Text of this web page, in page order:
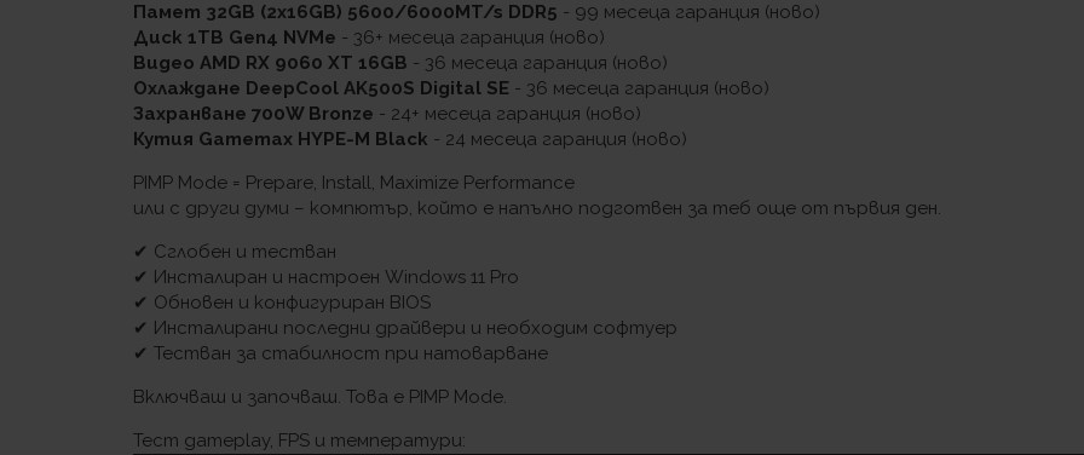
Памет 32GB (2x16GB) 5600/6000MT/s DDR5 - 99 месеца гаранция (ново)
Диск 1TB Gen4 NVMe - 36+ месеца гаранция (ново)
Видео AMD RX 9060 XT 16GB - 36 месеца гаранция (ново)
Охлаждане DeepCool AK500S Digital SE - 36 месеца гаранция (ново)
Захранване 700W Bronze - 24+ месеца гаранция (ново)
Кутия Gamemax HYPE-M Black - 24 месеца гаранция (ново)
PIMP Mode = Prepare, Install, Maximize Performance
или с други думи – компютър, който е напълно подготвен за теб още от първия ден.
✔ Сглобен и тестван
✔ Инсталиран и настроен Windows 11 Pro
✔ Обновен и конфигуриран BIOS
✔ Инсталирани последни драйвери и необходим софтуер
✔ Тестван за стабилност при натоварване
Включваш и започваш. Това е PIMP Mode.
Тест gameplay, FPS и температури: